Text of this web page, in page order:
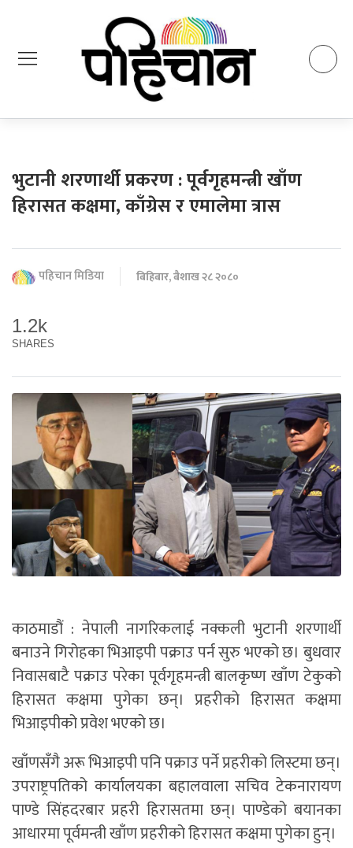
भुटानी शरणार्थी प्रकरण : पूर्वगृहमन्त्री खाँण
हिरासत कक्षमा, काँग्रेस र एमालेमा त्रास
पहिचान मिडिया बिहिबार, बैशाख २८ २०८०
1.2k
SHARES
काठमाडौं : नेपाली नागरिकलाई नक्कली भुटानी शरणार्थी
बनाउने गिरोहका भिआइपी पक्राउ पर्न सुरु भएको छ। बुधवार
निवासबाटै पक्राउ परेका पूर्वगृहमन्त्री बालकृष्ण खाँण टेकुको
हिरासत कक्षमा पुगेका छन्। प्रहरीको हिरासत कक्षमा
भिआइपीको प्रवेश भएको छ।
खाँणसँगै अरू भिआइपी पनि पक्राउ पर्ने प्रहरीको लिस्टमा छन्।
उपराष्ट्रपतिको कार्यालयका बहालवाला सचिव टेकनारायण
पाण्डे सिंहदरबार प्रहरी हिरासतमा छन्। पाण्डेको बयानका
आधारमा पूर्वमन्त्री खाँण प्रहरीको हिरासत कक्षमा पुगेका हुन्।